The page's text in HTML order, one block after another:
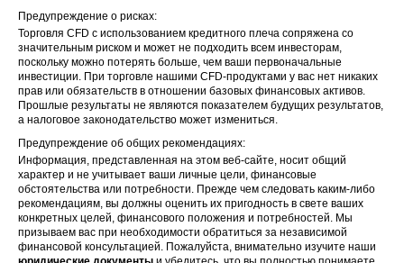
Предупреждение о рисках:
Торговля CFD с использованием кредитного плеча сопряжена со
значительным риском и может не подходить всем инвесторам,
поскольку можно потерять больше, чем ваши первоначальные
инвестиции. При торговле нашими CFD-продуктами у вас нет никаких
прав или обязательств в отношении базовых финансовых активов.
Прошлые результаты не являются показателем будущих результатов,
а налоговое законодательство может измениться.
Предупреждение об общих рекомендациях:
Информация, представленная на этом веб-сайте, носит общий
характер и не учитывает ваши личные цели, финансовые
обстоятельства или потребности. Прежде чем следовать каким-либо
рекомендациям, вы должны оценить их пригодность в свете ваших
конкретных целей, финансового положения и потребностей. Мы
призываем вас при необходимости обратиться за независимой
финансовой консультацией. Пожалуйста, внимательно изучите наши